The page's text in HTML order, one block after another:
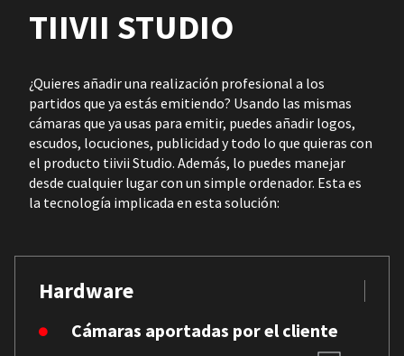
TIIVII STUDIO
¿Quieres añadir una realización profesional a los
partidos que ya estás emitiendo? Usando las mismas
cámaras que ya usas para emitir, puedes añadir logos,
escudos, locuciones, publicidad y todo lo que quieras con
el producto tiivii Studio. Además, lo puedes manejar
desde cualquier lugar con un simple ordenador. Esta es
la tecnología implicada en esta solución:
Hardware
Cámaras aportadas por el cliente